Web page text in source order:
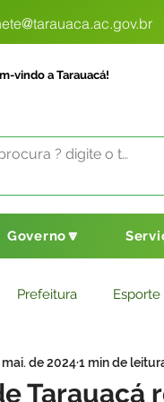
vindo a Tarauacá!
Governo🔽
Prefeitura Esporte
Saneamento
Tarauacá
mai. de 20241 min de